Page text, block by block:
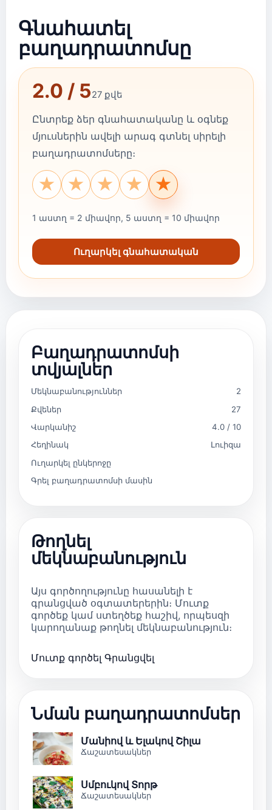
Գնահատել
բաղադրատոմսը
2.0 / 527 քվե
Ընտրեք ձեր գնահատականը և օգնեք
մյուսներին ավելի արագ գտնել սիրելի
բաղադրատոմսերը։
★
★
★
★
★
1 աստղ = 2 միավոր, 5 աստղ = 10 միավոր
Ուղարկել գնահատական
Բաղադրատոմսի
տվյալներ
Մեկնաբանություններ
2
Քվեներ
27
Վարկանիշ
4.0 / 10
Հեղինակ
Լուիզա
Ուղարկել ընկերոջը
Գրել բաղադրատոմսի մասին
Թողնել
մեկնաբանություն
Այս գործողությունը հասանելի է
գրանցված օգտատերերին։ Մուտք
գործեք կամ ստեղծեք հաշիվ, որպեսզի
կարողանաք թողնել մեկնաբանություն։
Մուտք գործել Գրանցվել
Նման բաղադրատոմսեր
Մանիով և Ելակով Շիլա
Ճաշատեսակներ
Սմբուկով Տորթ
Ճաշատեսակներ